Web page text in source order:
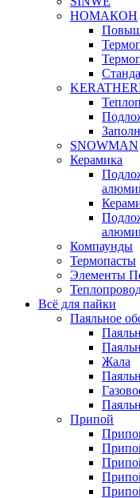
НОМАКОН
SNOWMAN
Керамика
Компаунды
Термопасты
Элементы
Всё для пайки
Паяльное
Жала
Припой